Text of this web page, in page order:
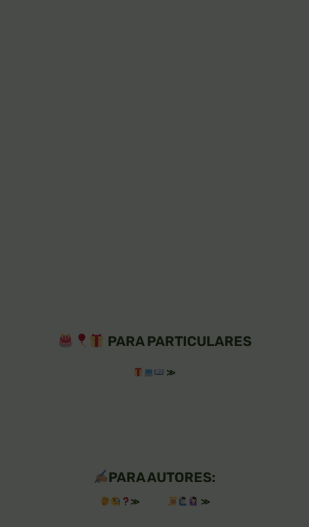
PARA PARTICULARES
≫
PARA AUTORES:
≫ ≫